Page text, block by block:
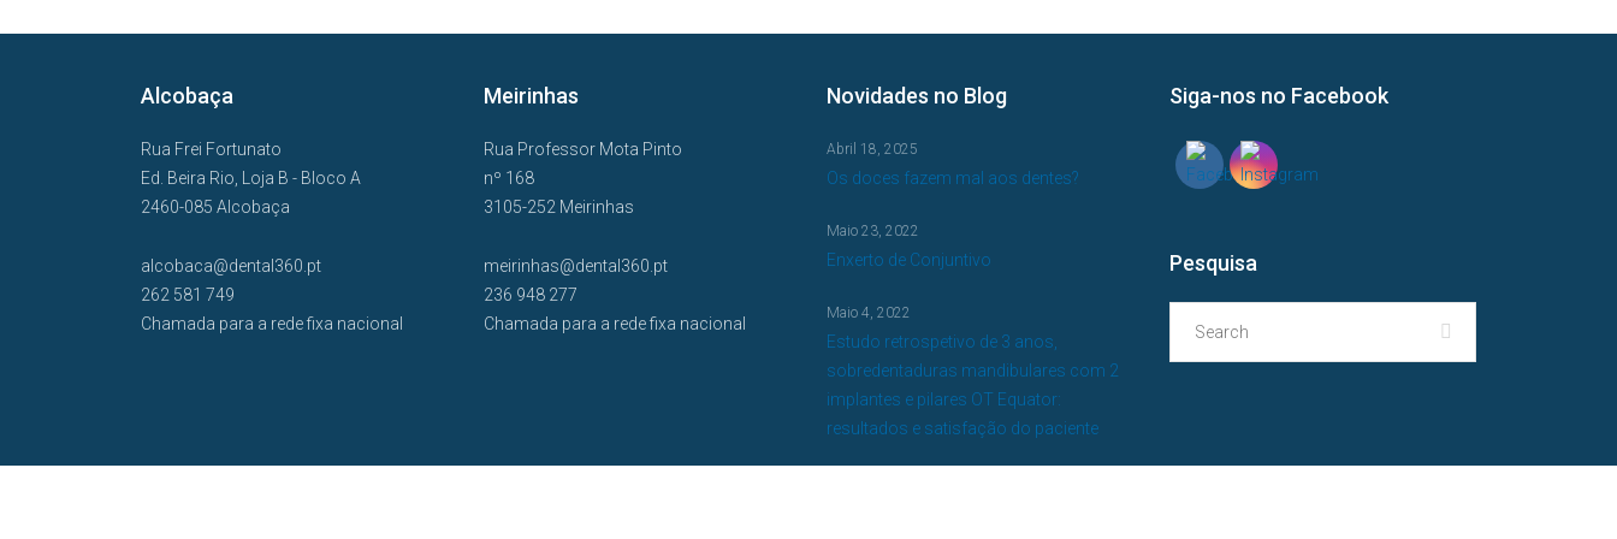
Alcobaça
Rua Frei Fortunato
Ed. Beira Rio, Loja B - Bloco A
2460-085 Alcobaça
alcobaca@dental360.pt
262 581 749
Chamada para a rede fixa nacional
Meirinhas
Rua Professor Mota Pinto
nº 168
3105-252 Meirinhas
meirinhas@dental360.pt
236 948 277
Chamada para a rede fixa nacional
Novidades no Blog
Os doces fazem mal aos dentes?
Abril 18, 2025
Enxerto de Conjuntivo
Maio 23, 2022
Estudo retrospetivo de 3 anos,
sobredentaduras mandibulares com 2
implantes e pilares OT Equator:
resultados e satisfação do paciente
Maio 4, 2022
Siga-nos no Facebook
Pesquisa